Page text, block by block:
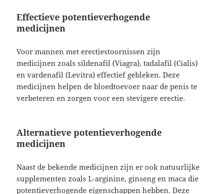
Effectieve potentieverhogende
medicijnen
Voor mannen met erectiestoornissen zijn
medicijnen zoals sildenafil (Viagra), tadalafil (Cialis)
en vardenafil (Levitra) effectief gebleken. Deze
medicijnen helpen de bloedtoevoer naar de penis te
verbeteren en zorgen voor een stevigere erectie.
Alternatieve potentieverhogende
medicijnen
Naast de bekende medicijnen zijn er ook natuurlijke
supplementen zoals L-arginine, ginseng en maca die
potentieverhogende eigenschappen hebben. Deze